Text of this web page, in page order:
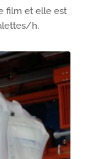
film et elle est
h.